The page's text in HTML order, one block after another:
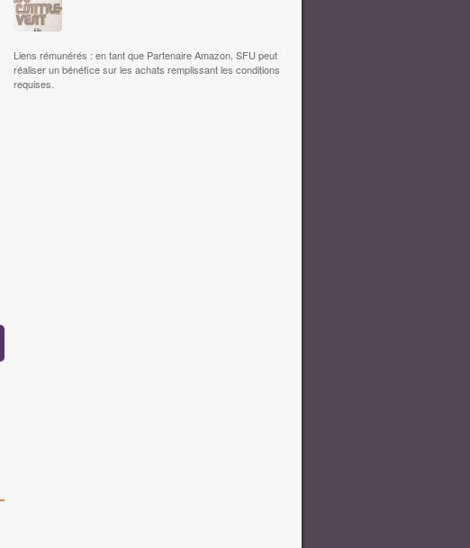
Liens rémunérés : en tant que Partenaire Amazon, SFU peut
réaliser un bénéfice sur les achats remplissant les conditions
requises.